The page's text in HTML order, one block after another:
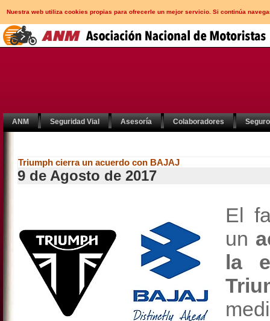
Nuestra web utiliza cookies propias para ofrecerle un mejor servicio. Si continúa
ANM Seguridad Vial Asesoría Colaboradores
Triumph cierra un acuerdo con BAJAJ
9 de Agosto de 2017
El
un
la